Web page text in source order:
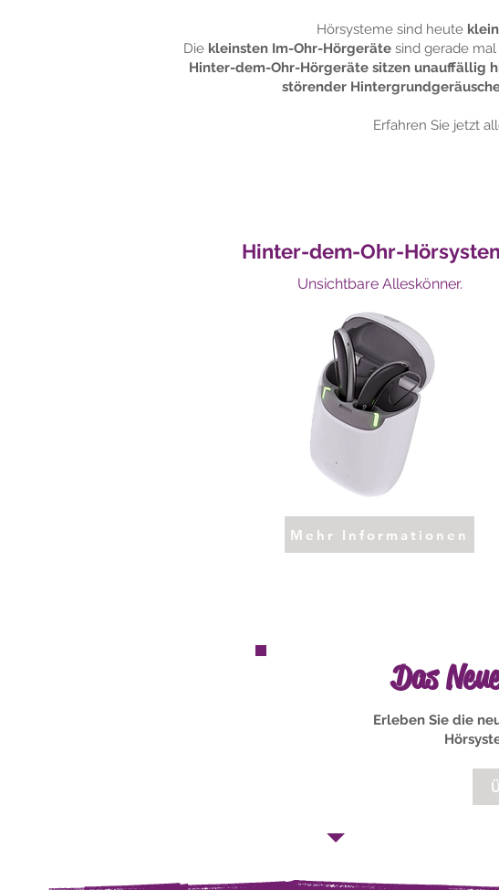
Hörsysteme sind heute
Die kleinsten Im-Ohr-Hörgerätesind gerade mal
Hinter-dem-Ohr-Hörgeräte sitzen unauffällig
störender
Erfahren Sie jetzt
Hinter-dem-Ohr-
Unsichtbare Alleskönner.
Mehr Informationen
Das
Erleben Sie die